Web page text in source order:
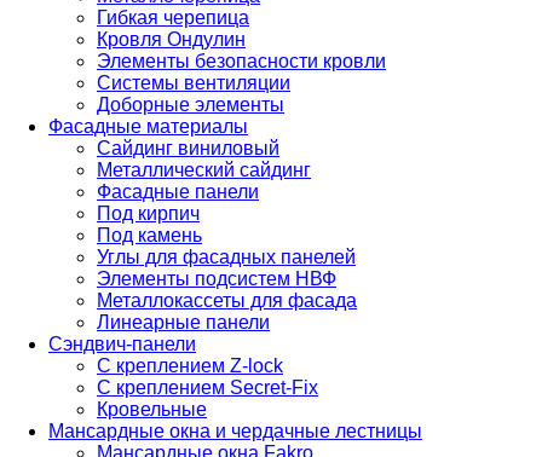
Гибкая черепица
Кровля Ондулин
Элементы безопасности кровли
Системы вентиляции
Доборные элементы
Фасадные материалы
Сайдинг виниловый
Металлический сайдинг
Фасадные панели
Под кирпич
Под камень
Углы для фасадных панелей
Элементы подсистем НВФ
Металлокассеты для фасада
Линеарные панели
Сэндвич-панели
С креплением Z-lock
С креплением Secret-Fix
Кровельные
Мансардные окна и чердачные лестницы
Мансардные окна Fakro